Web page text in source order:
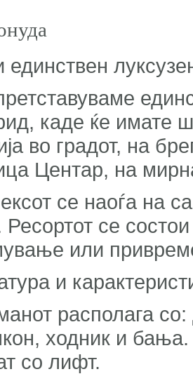
единствен
каде ќе имате
во градот, на
Центар, на
се наоѓа на
Ресортот се
или
и
располага со:
ходник и
со лифт.